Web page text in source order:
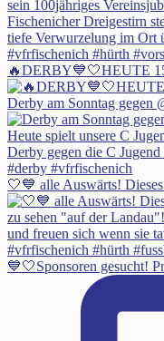
🔥DERBY💙🤍HEUTE
Derby am Sonntag gegen
🤍💙 alle Auswärts!
💙🤍Sponsoren gesucht!